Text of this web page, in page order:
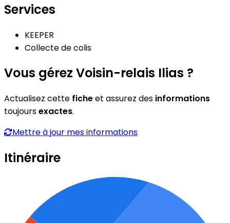
Services
KEEPER
Collecte de colis
Vous gérez Voisin-relais Ilias ?
Actualisez cette ficheet assurez des informations
toujoursexactes.
Mettre à jour mes informations
Itinéraire